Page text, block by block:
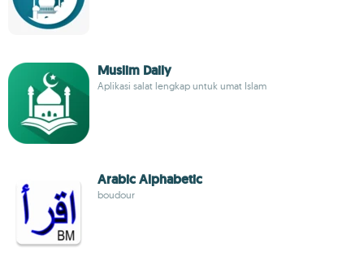
Muslim Daily
Aplikasi salat lengkap untuk umat Islam
Arabic Alphabetic
boudour